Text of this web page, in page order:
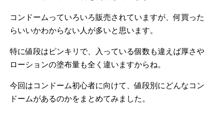
コンドームっていろいろ販売されていますが、何買った
らいいかわからない人が多いと思います。
特に値段はピンキリで、入っている個数も違えば厚さや
ローションの塗布量も全く違いますからね。
今回はコンドーム初心者に向けて、値段別にどんなコン
ドームがあるのかをまとめてみました。